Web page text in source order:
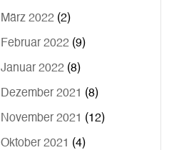
März 2022 (2)
Februar 2022 (9)
Januar 2022 (8)
Dezember 2021 (8)
November 2021 (12)
Oktober 2021 (4)